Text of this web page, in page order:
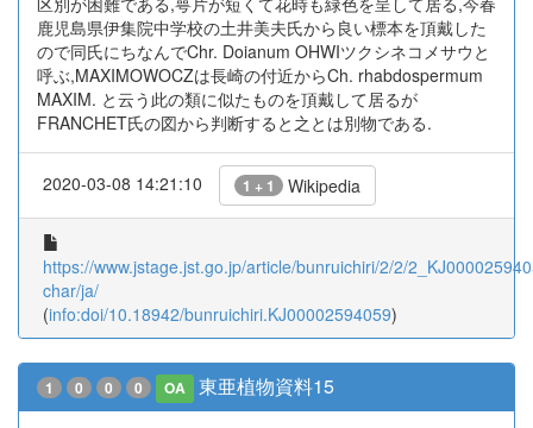
鹿児島県伊集院中学校の土井美夫氏から良い標本を頂戴した
ので同氏にちなんでChr. Doianum OHWIツクシネコメサウと
呼ぶ,MAXIMOWOCZは長崎の付近からCh. rhabdospermum
MAXIM. と云う此の類に似たものを頂戴して居るが
FRANCHET氏の図から判断すると之とは別物である.
2020-03-08 14:21:10 1 + 1 Wikipedia
https://www.jstage.jst.go.jp/article/bunruichiri/2/2/
char/ja/
(info:doi/10.18942/bunruichiri.KJ00002594059)
1 0 0 0 OA 東亜植物資料15